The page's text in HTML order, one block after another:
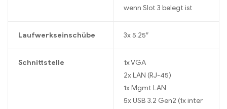
wenn Slot 3 belegt ist
Laufwerkseinschübe 3x 5.25″
Schnittstelle
1x VGA
2x LAN (RJ-45)
1x Mgmt LAN
5x USB 3.2 Gen2 (1x inter